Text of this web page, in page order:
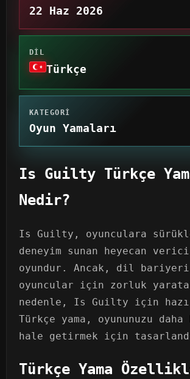
22 Haz 2026
DIL
Türkçe
KATEGORI
Oyun Yamaları
Is Guilty Türkçe
Nedir?
Is Guilty, oyunculara
deneyim sunan heyecan
oyundur. Ancak, dil bariyeri
oyuncular için zorluk
nedenle, Is Guilty için
Türkçe yama, oyununuzu
hale getirmek için
Türkçe Yama